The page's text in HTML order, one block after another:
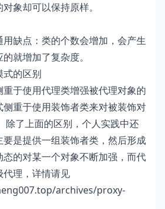
象却可以保持原样。
缺点：类的个数会增加，会产生
就增加了复杂度。
式的区别
于使用代理类增强被代理对象的
重于使用装饰者类来对被装饰对
除了上面的区别，个人实践中还
是提供一组装饰者类，然后形成
态的对某一个对象不断加强，而代
理，详情请见
archives/proxy-